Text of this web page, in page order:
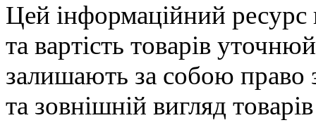
Цей інформаційний
та вартість товарів
залишають за собою право
та зовнішній вигляд